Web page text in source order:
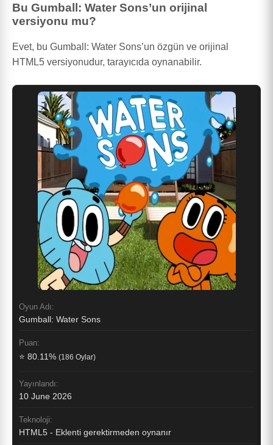
Bu Gumball: Water Sons’un orijinal
versiyonu mu?
Evet, bu Gumball: Water Sons’un özgün ve orijinal
HTML5 versiyonudur, tarayıcıda oynanabilir.
Oyun Adı:
Gumball: Water Sons
Puan:
⭐ 80.11% (186 Oylar)
Yayınlandı:
10 June 2026
Teknoloji:
HTML5 - Eklenti gerektirmeden oynanır